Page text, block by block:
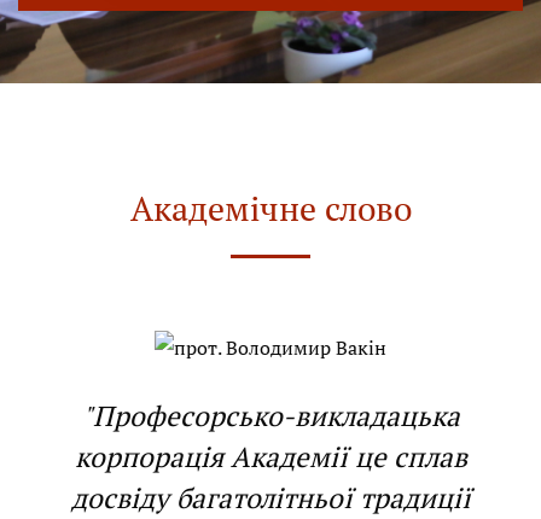
Академічне слово
"Професорсько-викладацька
корпорація Академії це сплав
досвіду багатолітньої традиції